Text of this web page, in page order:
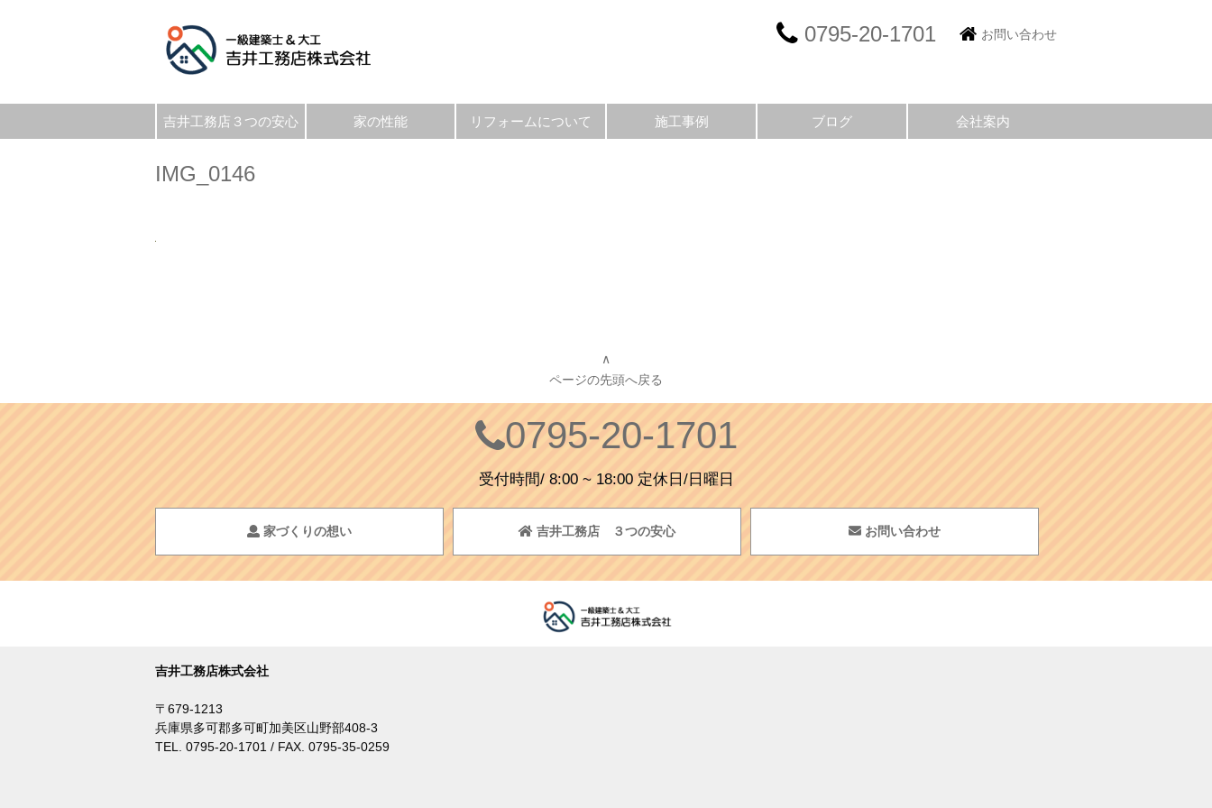
0795-20-1701 お問い合わせ
吉井工務店３つの安心 家の性能 リフォームについて 施工事例 ブログ 会社案内
IMG_0146
∧
ページの先頭へ戻る
0795-20-1701
受付時間/ 8:00 ~ 18:00 定休日/日曜日
家づくりの想い 吉井工務店 ３つの安心 お問い合わせ
吉井工務店株式会社
〒679-1213
兵庫県多可郡多可町加美区山野部408-3
TEL. 0795-20-1701 / FAX. 0795-35-0259